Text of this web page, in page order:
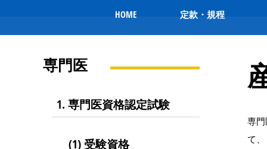
HOME 定款・規程
専門医
1. 専門医資格認定試験
(1) 受験資格
専
て